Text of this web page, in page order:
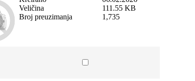
Veličina
Broj preuzimanja
111.55 KB
1,735